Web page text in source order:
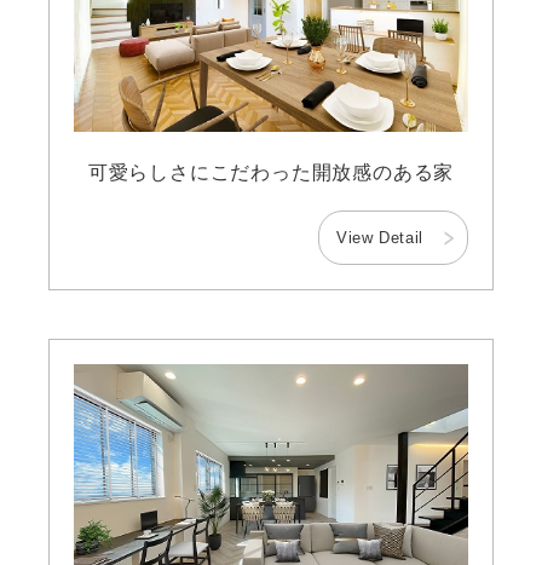
可愛らしさにこだわった開放感のある家
View Detail